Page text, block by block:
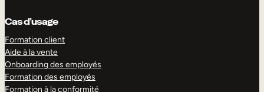
Cas d’usage
Formation client
Aide à la vente
Onboarding des employés
Formation des employés
Formation à la conformité